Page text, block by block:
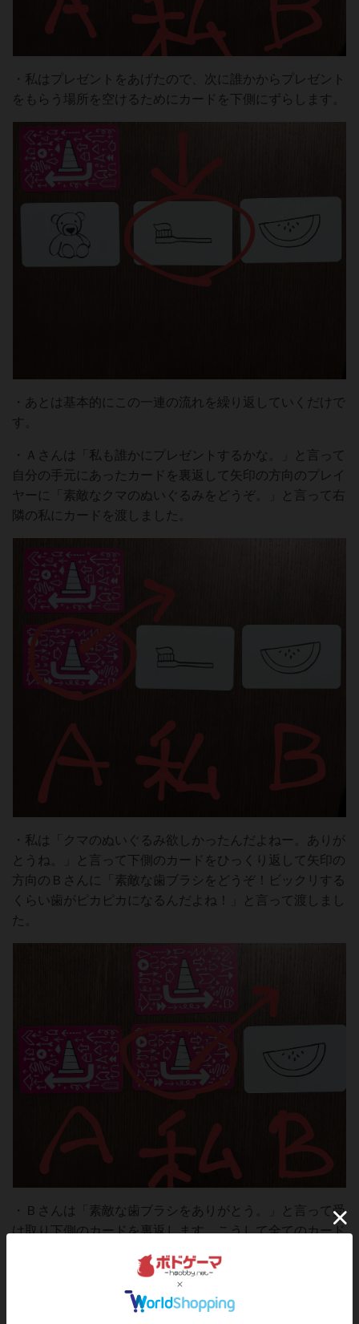
・私はプレゼントをあげたので、次に誰かからプレゼント
をもらう場所を空けるためにカードを下側にずらします。
・あとは基本的にこの一連の流れを繰り返していくだけで
す。
・Ａさんは「私も誰かにプレゼントするかな。」と言って
自分の手元にあったカードを裏返して矢印の方向のプレイ
ヤーに「素敵なクマのぬいぐるみをどうぞ。」と言って右
隣の私にカードを渡しました。
・私は「クマのぬいぐるみ欲しかったんだよねー。ありが
とうね。」と言って下側のカードをひっくり返して矢印の
方向のＢさんに「素敵な歯ブラシをどうぞ！ビックリする
くらい歯がピカピカになるんだよね！」と言って渡しまし
た。
・Ｂさんは「素敵な歯ブラシをありがとう。」と言って受
け取り下側のカードを裏返します。こうして全てのカード
の絵が描いてあったか覚えてますか？ここからがこのゲー